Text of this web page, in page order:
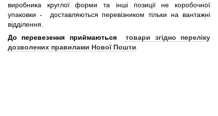
виробника круглої форми та інші позиції не коробочної
упаковки - доставляються перевізником тільки на вантажні
відділення.
До перевезення приймаютьсятовари згідно переліку
дозволених правилами Нової Пошти.